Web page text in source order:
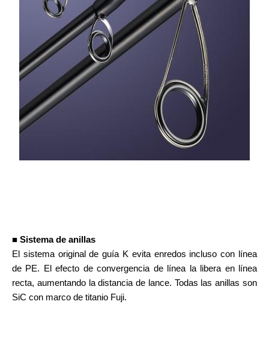
■ Sistema de anillas
El sistema original de guía K evita enredos incluso con línea
de PE. El efecto de convergencia de línea la libera en línea
recta, aumentando la distancia de lance. Todas las anillas son
SiC con marco de titanio Fuji.